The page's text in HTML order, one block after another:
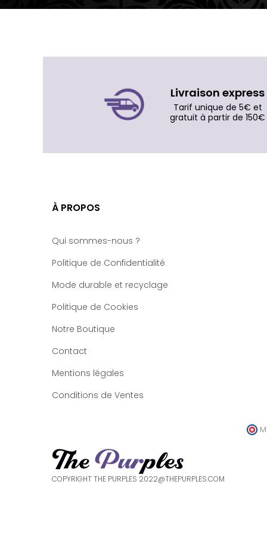
Livraison express
Tarif unique de 5€ et
gratuit à partir de 150€
À PROPOS
Qui sommes-nous ?
Politique de Confidentialité
Mode durable et recyclage
Politique de Cookies
Notre Boutique
Contact
Mentions légales
Conditions de Ventes
COPYRIGHT THE PURPLES 2022@THEPURPLES.COM